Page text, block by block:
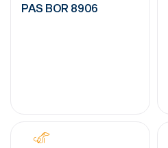
PAS BOR 8906